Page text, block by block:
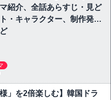
紹介、全話あらすじ・見ど
・キャラクター、制作発表
」を2倍楽しむ】韓国ドラ